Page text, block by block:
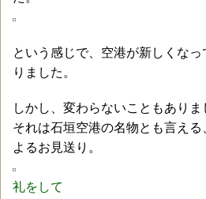
という感じで、空港が新しくな
りました。
しかし、変わらないこともありま
それは石垣空港の名物とも言え
よるお見送り。
礼をして